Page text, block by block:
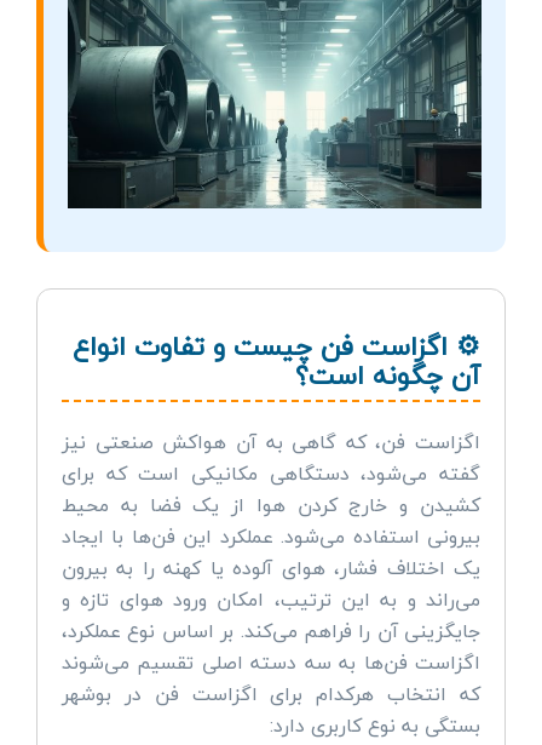
⚙️ اگزاست فن چیست و تفاوت انواع
آن چگونه است؟
اگزاست فن، که گاهی به آن هواکش صنعتی نیز
گفته می‌شود، دستگاهی مکانیکی است که برای
کشیدن و خارج کردن هوا از یک فضا به محیط
بیرونی استفاده می‌شود. عملکرد این فن‌ها با ایجاد
یک اختلاف فشار، هوای آلوده یا کهنه را به بیرون
می‌راند و به این ترتیب، امکان ورود هوای تازه و
جایگزینی آن را فراهم می‌کند. بر اساس نوع عملکرد،
اگزاست فن‌ها به سه دسته اصلی تقسیم می‌شوند
که انتخاب هرکدام برای اگزاست فن در بوشهر
بستگی به نوع کاربری دارد: